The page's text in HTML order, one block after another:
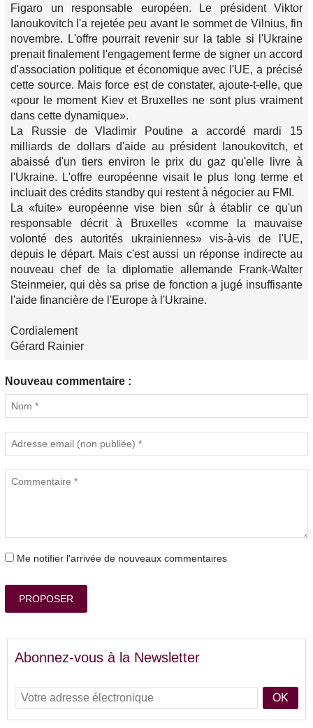
Figaro un responsable européen. Le président Viktor
Ianoukovitch l'a rejetée peu avant le sommet de Vilnius, fin
novembre. L'offre pourrait revenir sur la table si l'Ukraine
prenait finalement l'engagement ferme de signer un accord
d'association politique et économique avec l'UE, a précisé
cette source. Mais force est de constater, ajoute-t-elle, que
«pour le moment Kiev et Bruxelles ne sont plus vraiment
dans cette dynamique».
La Russie de Vladimir Poutine a accordé mardi 15
milliards de dollars d'aide au président Ianoukovitch, et
abaissé d'un tiers environ le prix du gaz qu'elle livre à
l'Ukraine. L'offre européenne visait le plus long terme et
incluait des crédits standby qui restent à négocier au FMI.
La «fuite» européenne vise bien sûr à établir ce qu'un
responsable décrit à Bruxelles «comme la mauvaise
volonté des autorités ukrainiennes» vis-à-vis de l'UE,
depuis le départ. Mais c'est aussi un réponse indirecte au
nouveau chef de la diplomatie allemande Frank-Walter
Steinmeier, qui dès sa prise de fonction a jugé insuffisante
l'aide financière de l'Europe à l'Ukraine.
Cordialement
Gérard Rainier
Nouveau commentaire :
Me notifier l'arrivée de nouveaux commentaires
PROPOSER
Abonnez-vous à la Newsletter
OK